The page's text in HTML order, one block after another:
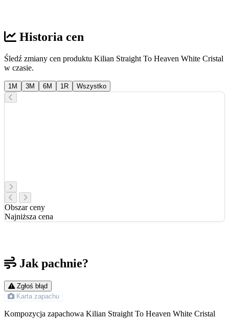
Historia cen
Śledź zmiany cen produktu Kilian Straight To Heaven White Cristal
w czasie.
1M 3M 6M 1R Wszystko
Obszar ceny
Najniższa cena
Jak pachnie?
Zgłoś błąd
Karta zapachu
Kompozycja zapachowa Kilian Straight To Heaven White Cristal